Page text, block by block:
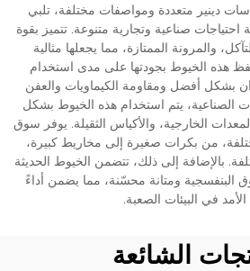
دينير متعددة ومواصفات مختلفة، تلبي
احتياجات صناعية وتجارية متنوعة. تتميز بقوة
والمرونة الممتازة، مما يجعلها مثالية
هذه الخيوط بجودتها على مدى استخدام
بشكل أفضل ومقاومة الكيماويات والعفن
الصناعية، يتم استخدام هذه الخيوط بشكل
الخارجية، والأكياس الثقيلة. يوفر سوق
من بكرات صغيرة إلى مخاريط كبيرة،
بالإضافة إلى ذلك، تتضمن الخيوط الحديثة
البنفسجية ومتانة محسّنة، مما يضمن أداءً
في البيئات الصعبة.
الشائعة